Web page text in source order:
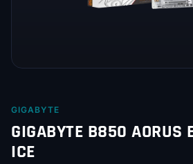
GIGABYTE
GIGABYTE B850 AORUS
ICE